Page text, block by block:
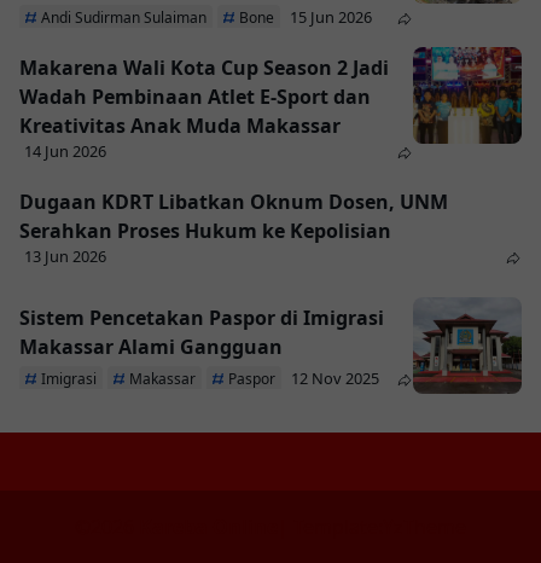
Andi Sudirman Sulaiman Bone 15 Jun 2026
Makarena Wali Kota Cup Season 2 Jadi
Wadah Pembinaan Atlet E-Sport dan
Kreativitas Anak Muda Makassar
14 Jun 2026
Dugaan KDRT Libatkan Oknum Dosen, UNM
Serahkan Proses Hukum ke Kepolisian
13 Jun 2026
Sistem Pencetakan Paspor di Imigrasi
Makassar Alami Gangguan
Imigrasi Makassar Paspor 12 Nov 2025